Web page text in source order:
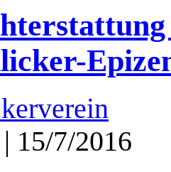
| 15/7/2016